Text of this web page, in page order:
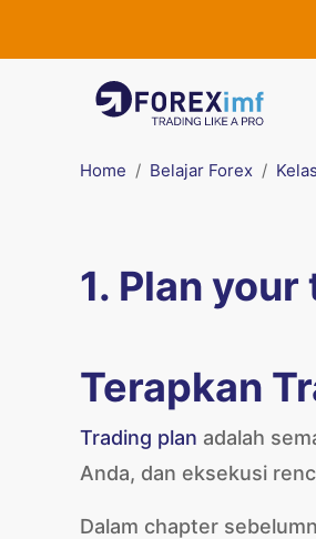
Home Belajar Forex
1. Plan
Terapkan
Trading plan adalah
Anda, dan eksekusi
Dalam chapter